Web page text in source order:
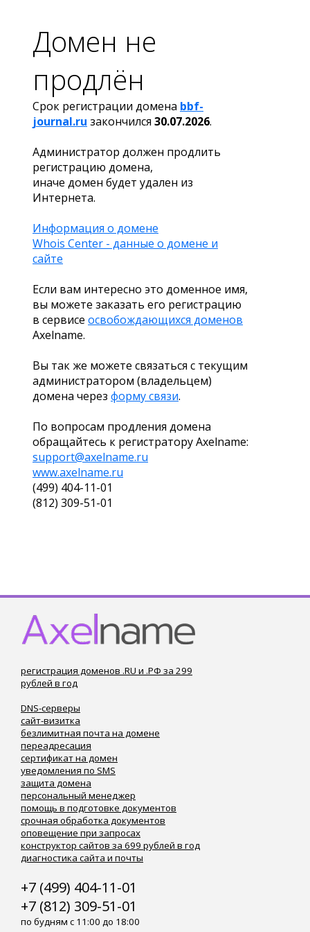
Домен не
продлён
Срок регистрации домена bbf-
journal.ru закончился 30.07.2026.
Администратор должен продлить
регистрацию домена,
иначе домен будет удален из
Интернета.
Информация о домене
Whois Center - данные о домене и
сайте
Если вам интересно это доменное имя,
вы можете заказать его регистрацию
в сервисе освобождающихся доменов
Axelname.
Вы так же можете связаться с текущим
администратором (владельцем)
домена через форму связи.
По вопросам продления домена
обращайтесь к регистратору Axelname:
support@axelname.ru
www.axelname.ru
(499) 404-11-01
(812) 309-51-01
регистрация доменов .RU и .РФ за 299
рублей в год
DNS-серверы
сайт-визитка
безлимитная почта на домене
переадресация
сертификат на домен
уведомления по SMS
защита домена
персональный менеджер
помощь в подготовке документов
срочная обработка документов
оповещение при запросах
конструктор сайтов за 699 рублей в год
диагностика сайта и почты
+7 (499) 404-11-01
+7 (812) 309-51-01
по будням с 11:00 до 18:00